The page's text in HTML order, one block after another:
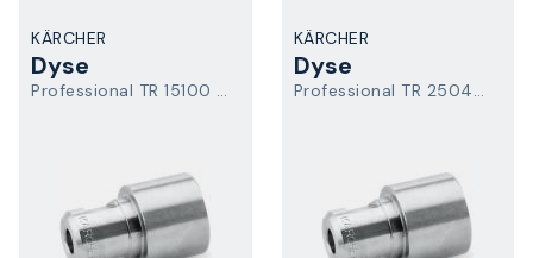
KÄRCHER
Dyse
Professional TR 15100 Easy Force
KÄRCHER
Dyse
Professional TR 25047 Easy Force